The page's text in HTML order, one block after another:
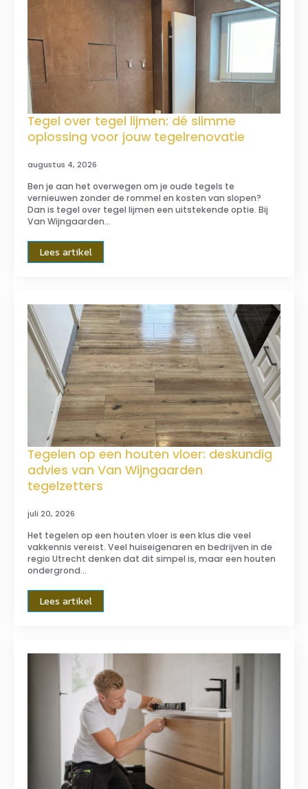
Tegel over tegel lijmen: dé slimme
oplossing voor jouw tegelrenovatie
augustus 4, 2026
Ben je aan het overwegen om je oude tegels te
vernieuwen zonder de rommel en kosten van slopen?
Dan is tegel over tegel lijmen een uitstekende optie. Bij
Van Wijngaarden…
Lees artikel
Tegelen op een houten vloer: deskundig
advies van Van Wijngaarden
tegelzetters
juli 20, 2026
Het tegelen op een houten vloer is een klus die veel
vakkennis vereist. Veel huiseigenaren en bedrijven in de
regio Utrecht denken dat dit simpel is, maar een houten
ondergrond…
Lees artikel